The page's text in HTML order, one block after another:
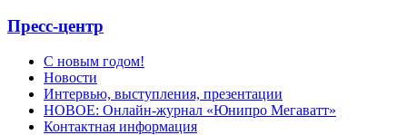
Пресс-центр
С новым годом!
Новости
Интервью, выступления, презентации
НОВОЕ: Онлайн-журнал «Юнипро Мегаватт»
Контактная информация